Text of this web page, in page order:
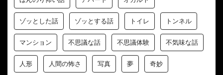
ゾッとした話 ゾッとする話 トイレ トンネル
マンション 不思議な話 不思議体験 不気味な話
人形 人間の怖さ 写真 夢 奇妙